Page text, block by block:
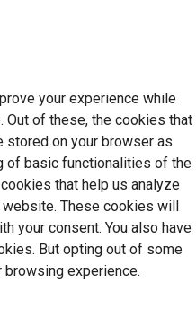
your experience while
Out of these, the cookies that
stored on your browser as
of basic functionalities of the
that help us analyze
These cookies will
your consent. You also have
But opting out of some
experience.